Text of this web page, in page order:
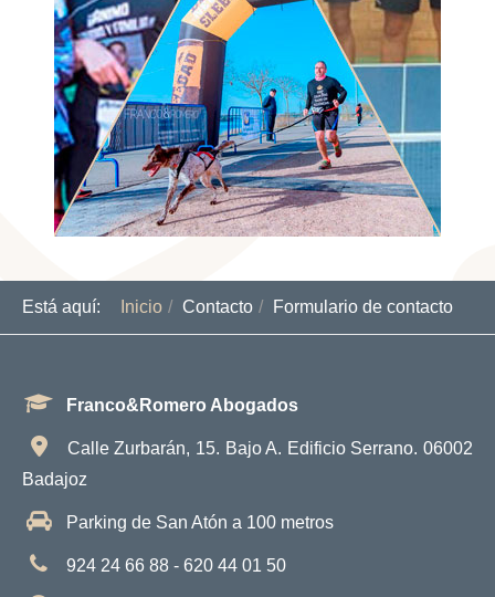
Está aquí: Inicio Contacto Formulario de contacto
Franco&Romero Abogados
Calle Zurbarán, 15. Bajo A. Edificio Serrano. 06002
Badajoz
Parking de San Atón a 100 metros
924 24 66 88 - 620 44 01 50